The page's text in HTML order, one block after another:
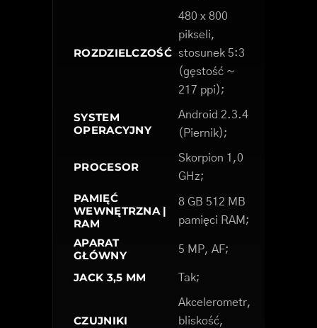
ROZDZIELCZOŚĆ
480 x 800
pikseli,
stosunek 5:3
(gęstość ~
217 ppi);
SYSTEM
OPERACYJNY
Android 2.3.4
(Piernik);
PROCESOR
Skorpion 1,0
GHz;
PAMIĘĆ
WEWNĘTRZNA |
RAM
8 GB 512 MB
pamięci RAM;
APARAT
GŁÓWNY
5 MP, AF;
JACK 3,5 MM Tak;
CZUJNIKI
Akcelerometr,
bliskość,